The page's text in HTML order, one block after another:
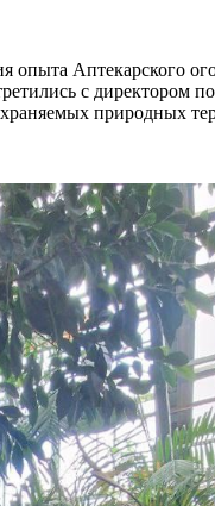
опыта Аптекарского
с
природных